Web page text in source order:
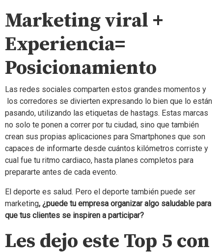
Marketing viral +
Experiencia=
Posicionamiento
Las redes sociales comparten estos grandes momentos y
los corredores se divierten expresando lo bien que lo están
pasando, utilizando las etiquetas de hastags. Estas marcas
no solo te ponen a correr por tu ciudad, sino que también
crean sus propias aplicaciones para Smartphones que son
capaces de informarte desde cuántos kilómetros corriste y
cual fue tu ritmo cardiaco, hasta planes completos para
prepararte antes de cada evento.
El deporte es salud. Pero el deporte también puede ser
marketing, ¿puede tu empresa organizar algo saludable para
que tus clientes se inspiren a participar?
Les dejo este Top 5 con